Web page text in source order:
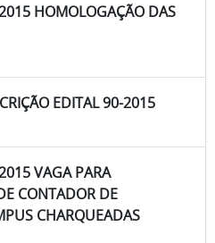
HOMOLOGAÇÃO DAS
EDITAL 90-2015
VAGA PARA
CONTADOR DE
CHARQUEADAS